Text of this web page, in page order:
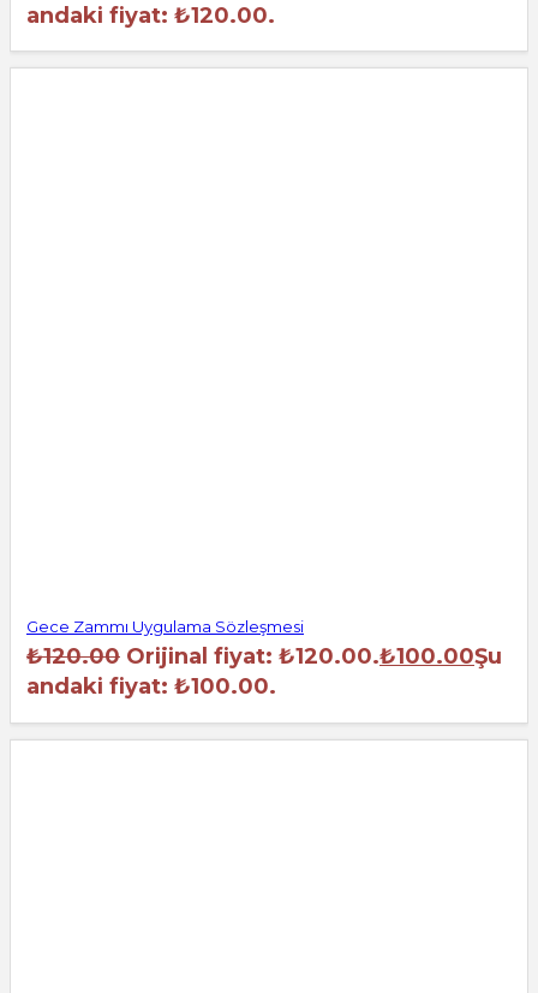
andaki fiyat: ₺120.00.
Gece Zammı Uygulama Sözleşmesi
₺120.00 Orijinal fiyat: ₺120.00.₺100.00Şu
andaki fiyat: ₺100.00.